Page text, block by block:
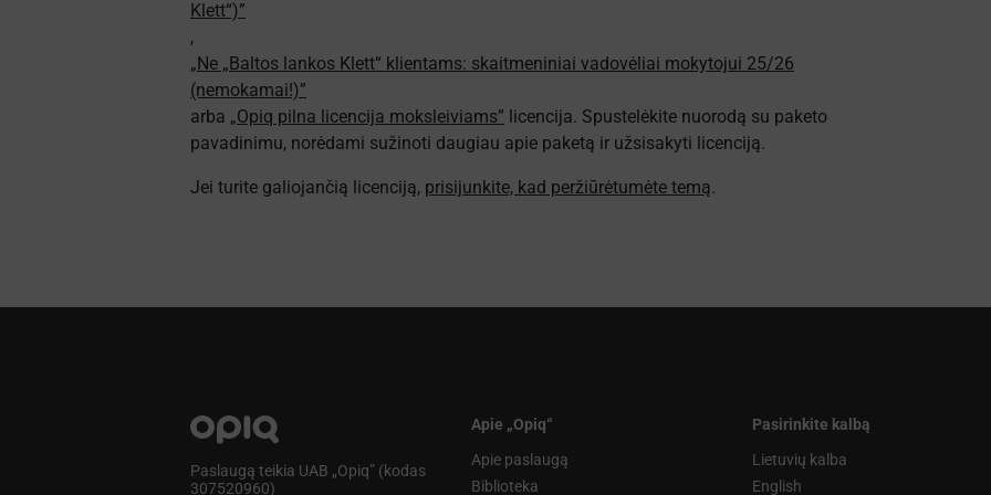
Klett“)”
,
„Ne „Baltos lankos Klett“ klientams: skaitmeniniai vadovėliai mokytojui 25/26
(nemokamai!)”
arba „Opiq pilna licencija moksleiviams” licencija. Spustelėkite nuorodą su paketo
pavadinimu, norėdami sužinoti daugiau apie paketą ir užsisakyti licenciją.
Jei turite galiojančią licenciją, prisijunkite, kad peržiūrėtumėte temą.
Paslaugą teikia UAB „Opiq” (kodas
307520960)
Apie „Opiq“
Apie paslaugą
Biblioteka
Pasirinkite kalbą
Lietuvių kalba
English